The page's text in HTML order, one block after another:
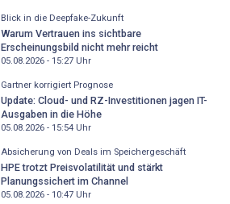
Blick in die Deepfake-Zukunft
Warum Vertrauen ins sichtbare
Erscheinungsbild nicht mehr reicht
05.08.2026 - 15:27Uhr
Gartner korrigiert Prognose
Update: Cloud- und RZ-Investitionen jagen IT-
Ausgaben in die Höhe
05.08.2026 - 15:54Uhr
Absicherung von Deals im Speichergeschäft
HPE trotzt Preisvolatilität und stärkt
Planungssichert im Channel
05.08.2026 - 10:47Uhr